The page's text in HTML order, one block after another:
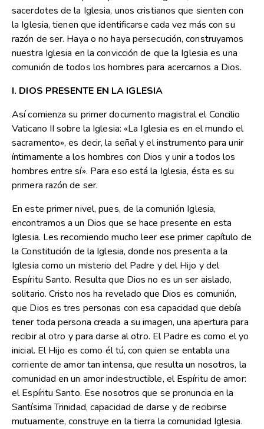
sacerdotes de la Iglesia, unos cristianos que sienten con
la Iglesia, tienen que identificarse cada vez más con su
razón de ser. Haya o no haya persecución, construyamos
nuestra Iglesia en la convicción de que la Iglesia es una
comunión de todos los hombres para acercarnos a Dios.
I. DIOS PRESENTE EN LA IGLESIA
Así comienza su primer documento magistral el Concilio
Vaticano II sobre la Iglesia: «La Iglesia es en el mundo el
sacramento», es decir, la señal y el instrumento para unir
íntimamente a los hombres con Dios y unir a todos los
hombres entre sí». Para eso está la Iglesia, ésta es su
primera razón de ser.
En este primer nivel, pues, de la comunión Iglesia,
encontramos a un Dios que se hace presente en esta
Iglesia. Les recomiendo mucho leer ese primer capítulo de
la Constitución de la Iglesia, donde nos presenta a la
Iglesia como un misterio del Padre y del Hijo y del
Espíritu Santo. Resulta que Dios no es un ser aislado,
solitario. Cristo nos ha revelado que Dios es comunión,
que Dios es tres personas con esa capacidad que debía
tener toda persona creada a su imagen, una apertura para
recibir al otro y para darse al otro. El Padre es como el yo
inicial. El Hijo es como él tú, con quien se entabla una
corriente de amor tan intensa, que resulta un nosotros, la
comunidad en un amor indestructible, el Espíritu de amor:
el Espíritu Santo. Ese nosotros que se pronuncia en la
Santísima Trinidad, capacidad de darse y de recibirse
mutuamente, construye en la tierra la comunidad Iglesia.